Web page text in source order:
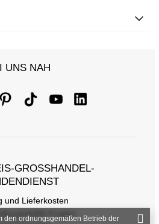
UNS NAH
GROSSHANDEL-K
und Lieferkosten
gestellte Fragen
den ordnungsgemäßen Betrieb der